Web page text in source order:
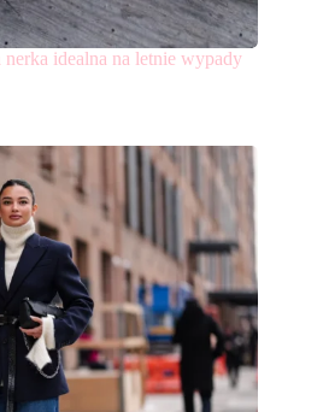
idealna na letnie wypady